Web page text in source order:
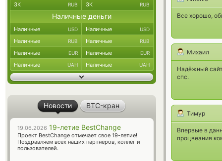
Все хорошо,
Михаил
Надёжный
спс.
Тимур
Впервые в
процвеания
ЗК RUB ЗК RUB
Наличные деньги
Наличные USD Наличные USD
Наличные RUB Наличные RUB
Наличные EUR Наличные EUR
Наличные UAH Наличные UAH
Новости BTC-кран
19.06.2026 19-летие BestChange
Проект BestChange отмечает свое 19-летие!
Поздравляем всех наших партнеров, коллег и
пользователей.